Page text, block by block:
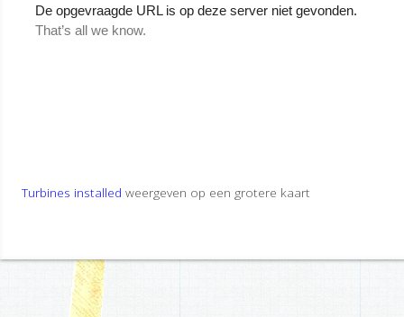
Turbines installed weergeven op een grotere kaart